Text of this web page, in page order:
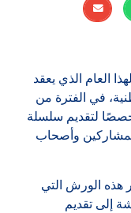
لهذا العام الذي يعقد
في الفترة من
مخصصًا لتقديم سلسلة
وأصحاب
هذه الورش التي
إلى تقديم